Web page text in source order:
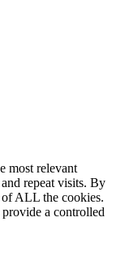
most relevant
repeat visits. By
ALL the cookies.
a controlled